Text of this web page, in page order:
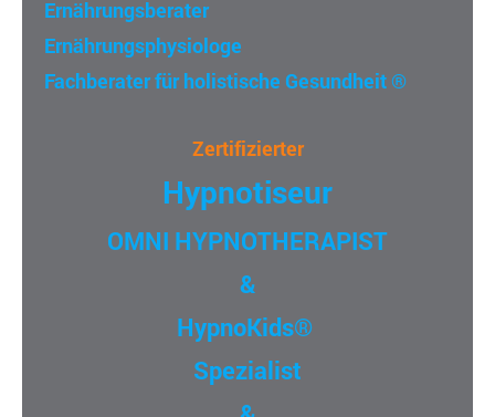
Ernährungsberater
Ernährungsphysiologe
Fachberater für holistische Gesundheit®
Zertifizierter
Hypnotiseur
OMNI HYPNOTHERAPIST
&
HypnoKids®
Spezialist